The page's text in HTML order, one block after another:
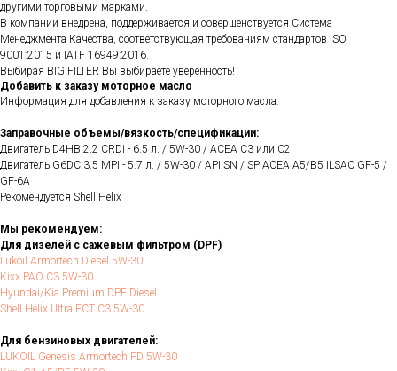
другими торговыми марками.
В компании внедрена, поддерживается и совершенствуется Система
Менеджмента Качества, соответствующая требованиям стандартов ISO
9001:2015 и IATF 16949:2016.
Выбирая BIG FILTER Вы выбираете уверенность!
Добавить к заказу моторное масло
Информация для добавления к заказу моторного масла:
Заправочные объемы/вязкость/спецификации:
Двигатель D4HB 2.2 CRDi - 6.5 л. / 5W-30 / ACEA С3 или С2
Двигатель G6DC 3.5 MPI - 5.7 л. / 5W-30 / API SN / SP ACEA A5/B5 ILSAC GF-5 /
GF-6A
Рекомендуется Shell Helix
Мы рекомендуем:
Для дизелей с сажевым фильтром (DPF)
Lukoil Armortech Diesel 5W-30
Kixx PAO C3 5W-30
Hyundai/Kia Premium DPF Diesel
Shell Helix Ultra ECT C3 5W-30
Для бензиновых двигателей:
LUKOIL Genesis Armortech FD 5W-30